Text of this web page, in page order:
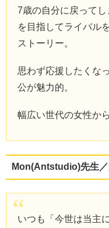
7歳の自分に戻って
を目指してライバル
ストーリー。
思わず応援したくな
公が魅力的。
幅広い世代の女性か
Mon(Antstudio)先生／
いつも「今世は当主